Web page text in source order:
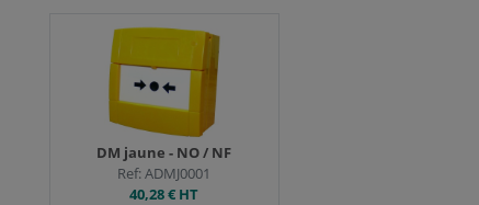
DM jaune - NO / NF
Ref: ADMJ0001
40,28 € HT